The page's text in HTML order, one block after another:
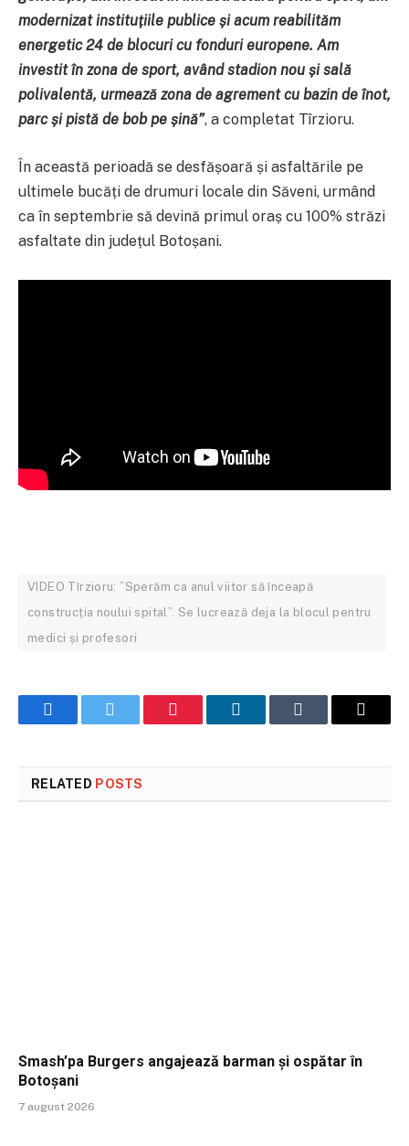
modernizat instituțiile publice și acum reabilităm
energetic 24 de blocuri cu fonduri europene. Am
investit în zona de sport, având stadion nou și sală
polivalentă, urmează zona de agrement cu bazin de înot,
parc și pistă de bob pe șină”, a completat Tîrzioru.
În această perioadă se desfășoară și asfaltările pe
ultimele bucăți de drumuri locale din Săveni, urmând
ca în septembrie să devină primul oraș cu 100% străzi
asfaltate din județul Botoșani.
VIDEO Tîrzioru: ”Sperăm ca anul viitor să înceapă
construcția noului spital”. Se lucrează deja la blocul pentru
medici și profesori
FacebookTwitter Pinterest LinkedInTumblr Email
RELATED POSTS
Smash’pa Burgers angajează barman și ospătar în
Botoșani
7 august 2026